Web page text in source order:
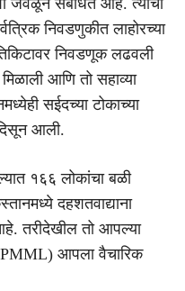
निवडणुकीत लाहोरच्या
निवडणूक लढवली
आणि तो सहाव्या
सईदच्या टोकाच्या
आली.
१६६ लोकांचा बळी
दहशतवाद्याना
तरीदेखील तो आपल्या
(PMML) आपला वैचारिक